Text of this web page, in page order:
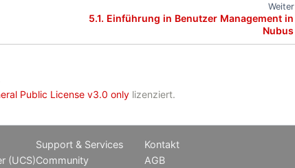
Weiter
5.1. Einführung in Benutzer Management in
Nubus
Public License v3.0 onlylizenziert.
(UCS)
Support & Services
Community
Kontakt
AGB